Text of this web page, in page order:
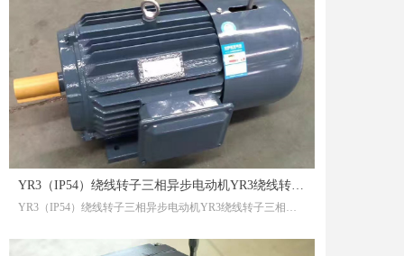
YR3（IP54）绕线转子三相异步电动机YR3绕线转子三相异步电动机
YR3（IP54）绕线转子三相异步电动机YR3绕线转子三相异步电动机